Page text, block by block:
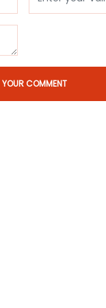
YOUR COMMENT